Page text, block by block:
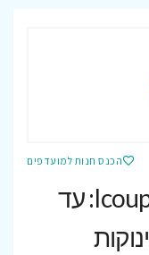
הכנס חנות למועדפים
קופון שילב Shilav ב-Icoupons: עד